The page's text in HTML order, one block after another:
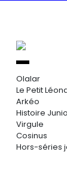
Olalar
Le Petit
Arkéo
Histoire
Virgule
Cosinus
Hors-séries